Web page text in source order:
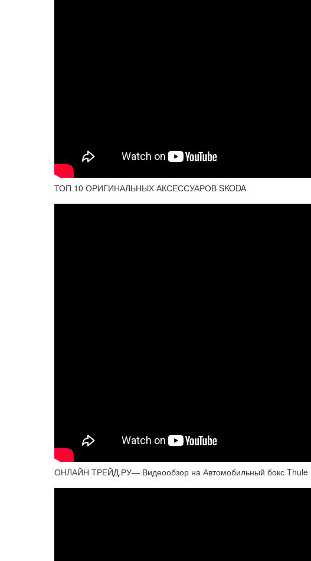
ТОП 10 ОРИГИНАЛЬНЫХ АКСЕССУАРОВ SKODA
ОНЛАЙН ТРЕЙД.РУ— Видеообзор на Автомобильный бокс Thule